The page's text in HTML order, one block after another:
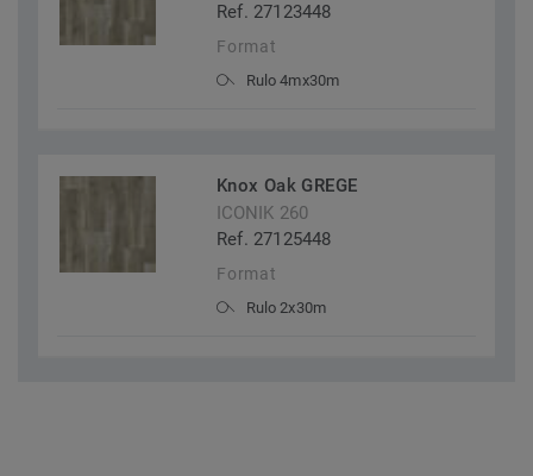
Ref. 27123448
Format
Rulo 4mx30m
Knox Oak GREGE
ICONIK 260
Ref. 27125448
Format
Rulo 2x30m